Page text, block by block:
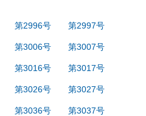
第2996号 第2997号
第3006号 第3007号
第3016号 第3017号
第3026号 第3027号
第3036号 第3037号